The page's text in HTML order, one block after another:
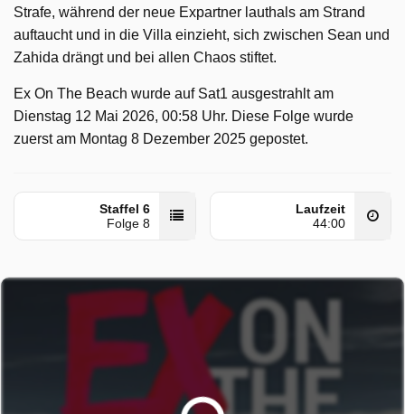
Strafe, während der neue Expartner lauthals am Strand
auftaucht und in die Villa einzieht, sich zwischen Sean und
Zahida drängt und bei allen Chaos stiftet.
Ex On The Beach wurde auf Sat1 ausgestrahlt am
Dienstag 12 Mai 2026, 00:58 Uhr. Diese Folge wurde
zuerst am Montag 8 Dezember 2025 gepostet.
Staffel 6
Folge 8
Laufzeit
44:00